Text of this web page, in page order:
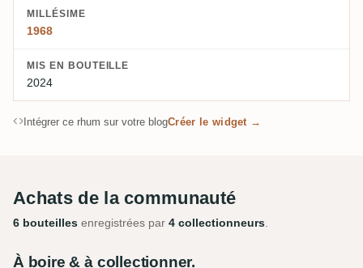
MILLÉSIME
1968
MIS EN BOUTEILLE
2024
Intégrer ce rhum sur votre blogCréer le widget →
Achats de la communauté
6 bouteilles enregistrées par 4 collectionneurs.
À boire & à collectionner.